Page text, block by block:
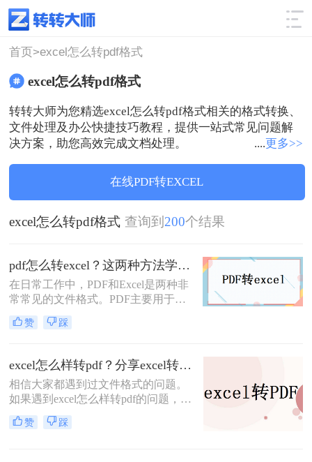
使用技巧 筛选
首页>excel怎么转pdf格式
excel怎么转pdf格式
转转大师为您精选excel怎么转pdf格式相关的格式转换、
文件处理及办公快捷技巧教程，提供一站式常见问题解
决方案，助您高效完成文档处理。
....更多>>
在线PDF转EXCEL
excel怎么转pdf格式 查询到 200个结果
pdf怎么转excel？这两种方法学习一下！
在日常工作中，PDF和Excel是两种非
常常见的文件格式。PDF主要用于文
档的查看和分享，而Excel则广泛用于
数据的管理、分析和处理。有时，您
Excel格式，以便更好地进行数据分析
或编辑。本文将指导您pdf怎么转
excel，并介绍两种常用的方法。
赞 踩
excel怎么样转pdf？分享excel转pdf最实用的方法
相信大家都遇到过文件格式的问题。
如果遇到excel怎么样转pdf的问题，大
家是怎么解决的呢？当您遇到文件转
换问题时，您可以使用专业的excel转
赞 踩